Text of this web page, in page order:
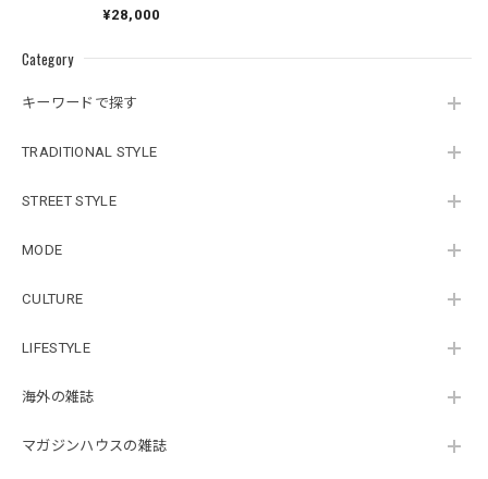
Category
キーワードで探す
TRADITIONAL STYLE
STREET STYLE
MODE
CULTURE
LIFESTYLE
海外の雑誌
マガジンハウスの雑誌
¥28,000